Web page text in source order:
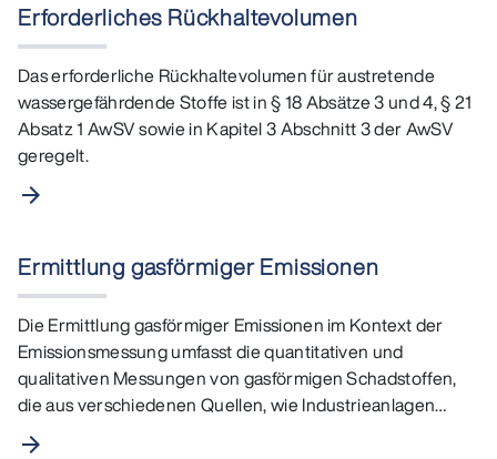
Erforderliches Rückhaltevolumen
Das erforderliche Rückhaltevolumen für austretende
wassergefährdende Stoffe ist in § 18 Absätze 3 und 4, § 21
Absatz 1 AwSV sowie in Kapitel 3 Abschnitt 3 der AwSV
geregelt.
arrow_forward
Ermittlung gasförmiger Emissionen
Die Ermittlung gasförmiger Emissionen im Kontext der
Emissionsmessung umfasst die quantitativen und
qualitativen Messungen von gasförmigen Schadstoffen,
die aus verschiedenen Quellen, wie Industrieanlagen
oder…
arrow_forward